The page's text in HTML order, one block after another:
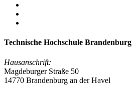
Technische Hochschule Brandenburg
Hausanschrift:
Magdeburger Straße 50
14770 Brandenburg an der Havel